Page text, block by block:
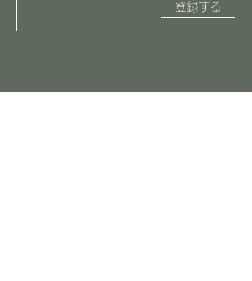
登録する